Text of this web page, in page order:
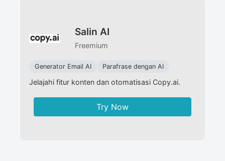
Salin AI
Freemium
Generator Email AI Parafrase dengan AI
Jelajahi fitur konten dan otomatisasi Copy.ai.
Try Now